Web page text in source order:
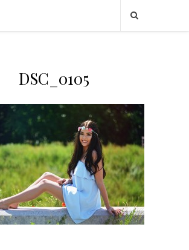
DSC_0105